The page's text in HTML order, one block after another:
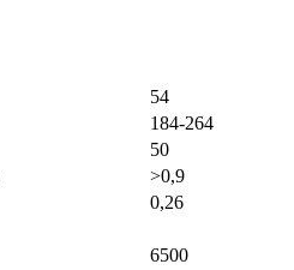
54
184-264
50
>0,9
0,26
6500